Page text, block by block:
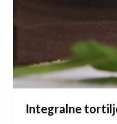
Integralne